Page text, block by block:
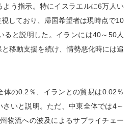
う指示。特にイスラエルに6万人い
しており、帰国希望者は現時点で10
ると説明した。イランには40～50人
移動支援を続け、情勢悪化時には追
の0.2％、イランとの貿易は0.02％
いと説明。ただ、中東全体では4～
物流への波及によるサプライチェー